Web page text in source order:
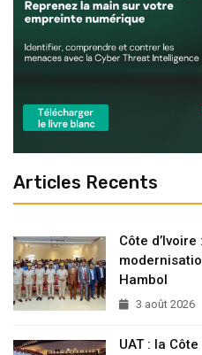
Articles Recents
Côte
Hambol
3 août 2026
UAT : la